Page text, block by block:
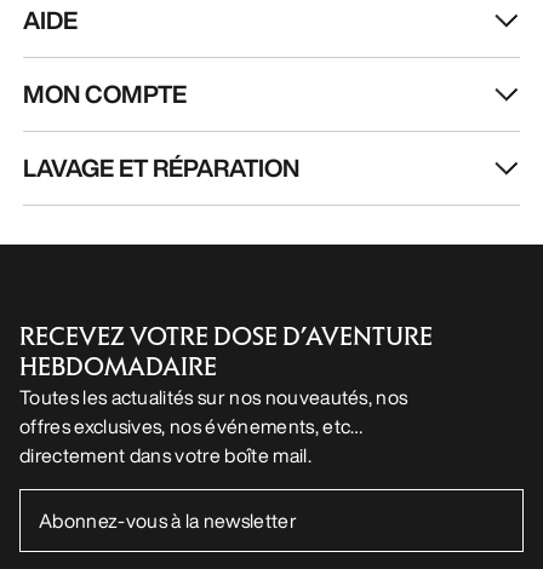
AIDE
MON COMPTE
LAVAGE ET RÉPARATION
RECEVEZ VOTRE DOSE D’AVENTURE
HEBDOMADAIRE
Toutes les actualités sur nos nouveautés, nos
offres exclusives, nos événements, etc…
directement dans votre boîte mail.